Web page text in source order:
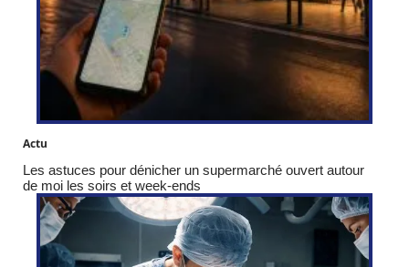
Actu
Les astuces pour dénicher un supermarché ouvert autour
de moi les soirs et week-ends